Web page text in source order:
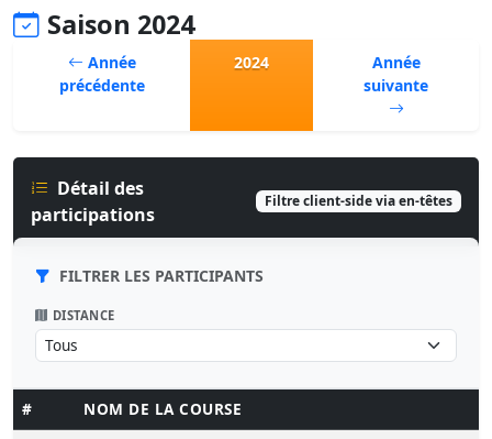
Saison 2024
Année
précédente
2024
Année
suivante
Détail des
participations
Filtre client-side via en-têtes
FILTRER LES PARTICIPANTS
DISTANCE
# NOM DE LA COURSE